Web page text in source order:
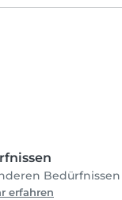
erfahren